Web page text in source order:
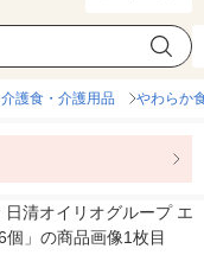
介護食・介護用品 やわらか